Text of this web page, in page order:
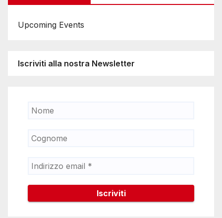
Upcoming Events
Iscriviti alla nostra Newsletter